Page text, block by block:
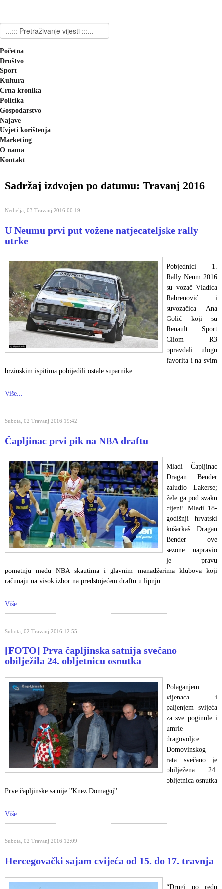
Početna
Društvo
Sport
Kultura
Crna kronika
Politika
Gospodarstvo
Najave
Uvjeti korištenja
Marketing
O nama
Kontakt
Sadržaj izdvojen po datumu: Travanj 2016
Nedjelja, 03 Travanj 2016 00:19
U Neumu prvi put vožene natjecateljske rally
utrke
Pobjednici 1.
Rally Neum 2016
su vozač Vladica
Rabrenović i
suvozačica Ana
Golić koji su
Renault Sport
Cliom R3
opravdali ulogu
favorita i na svim
brzinskim ispitima pobijedili ostale suparnike.
Više...
Subota, 02 Travanj 2016 19:42
Čapljinac prvi pik na NBA draftu
Mladi Čapljinac
Dragan Bender
zaludio Lakerse;
žele ga pod svaku
cijeni! Mladi 18-
godišnji hrvatski
košarkaš Dragan
Bender ove
sezone napravio
je pravu
pometnju među NBA skautima i glavnim menadžerima klubova koji
računaju na visok izbor na predstojećem draftu u lipnju.
Više...
Subota, 02 Travanj 2016 12:55
[FOTO] Prva čapljinska satnija svečano
obilježila 24. obljetnicu osnutka
Polaganjem
vijenaca i
paljenjem svijeća
za sve poginule i
umrle
dragovoljce
Domovinskog
rata svečano je
obilježena 24.
obljetnica osnutka
Prve čapljinske satnije ''Knez Domagoj''.
Više...
Subota, 02 Travanj 2016 12:09
Hercegovački sajam cvijeća od 15. do 17. travnja
“Drugi po redu